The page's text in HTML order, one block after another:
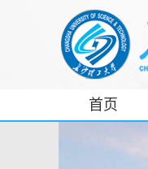
首页
工信部专精特